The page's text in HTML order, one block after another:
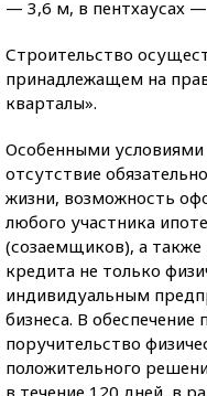
— 3,6 м, в пентхаусах
Строительство
принадлежащем на
кварталы».
Особенными
отсутствие
жизни, возможность
любого участника
(созаемщиков), а также
кредита не только
индивидуальным
бизнеса. В
поручительство
положительного
в течение 120 дней, в